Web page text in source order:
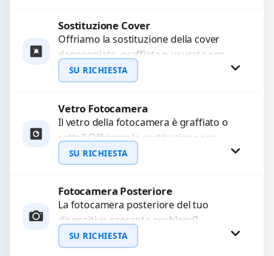
Procedi
Sostituzione Cover
Offriamo la sostituzione della cover
danneggiata, graffiata o usurata con
ricambi di alta qualità e garantiti.
Ripristiniamo l’aspetto estetico e...
SU RICHIESTA
Richiedi Preventivo
WhatsApp
Vetro Fotocamera
Il vetro della fotocamera è graffiato o
rotto? Offriamo la sostituzione con
ricambi di alta qualità garantiti per 3
mesi....
SU RICHIESTA
Richiedi Preventivo
WhatsApp
Fotocamera Posteriore
La fotocamera posteriore del tuo
dispositivo presenta problemi?
Interveniamo per risolvere guasti come
immagini sfocate, messa a fuoco non
SU RICHIESTA